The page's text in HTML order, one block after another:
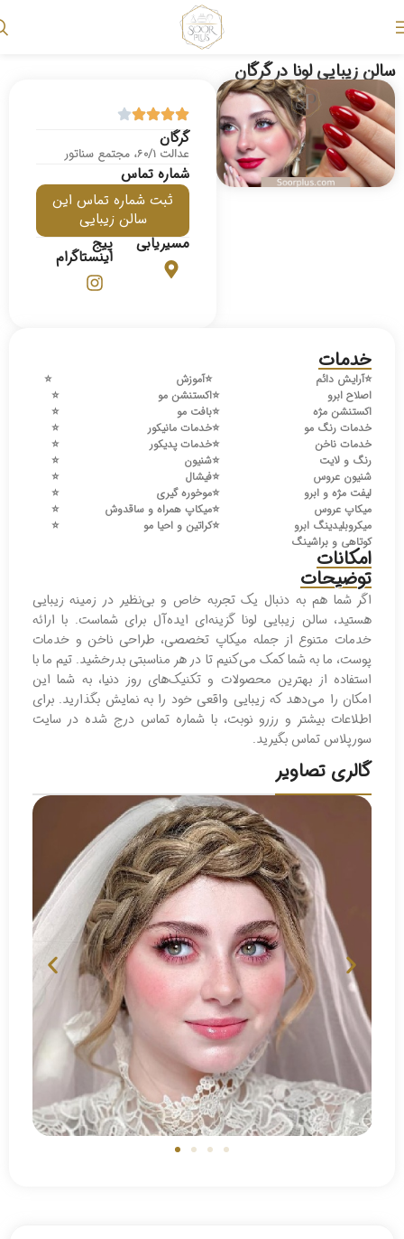
سالن زیبایی لونا در گرگان
گرگان
عدالت 60/1، مجتمع سناتور
شماره تماس
ثبت شماره تماس این
سالن زیبایی
مسیریابی
پیج
اینستاگرام
خدمات
⭐️آرایش دائم ⭐️آموزش
⭐️
اصلاح ابرو
⭐️اکستنشن مو
⭐️
اکستنشن مژه
⭐️بافت مو
⭐️
خدمات رنگ مو
⭐️خدمات مانیکور
⭐️
خدمات ناخن
⭐️خدمات پدیکور
⭐️
رنگ و لایت
⭐️شنیون
⭐️
شنیون عروس
⭐️فیشال
⭐️
لیفت مژه و ابرو
⭐️موخوره گیری
⭐️
میکاپ عروس
⭐️میکاپ همراه و ساقدوش
⭐️
میکروبلیدینگ ابرو
⭐️کراتین و احیا مو
⭐️
کوتاهی و براشینگ
امکانات
توضیحات
اگر شما هم به دنبال یک تجربه خاص و بی‌نظیر در زمینه زیبایی
هستید، سالن زیبایی لونا گزینه‌ای ایده‌آل برای شماست. با ارائه
خدمات متنوع از جمله میکاپ تخصصی، طراحی ناخن و خدمات
پوست، ما به شما کمک می‌کنیم تا در هر مناسبتی بدرخشید. تیم ما با
استفاده از بهترین محصولات و تکنیک‌های روز دنیا، به شما این
امکان را می‌دهد که زیبایی واقعی خود را به نمایش بگذارید. برای
اطلاعات بیشتر و رزرو نوبت، با شماره تماس درج شده در سایت
سورپلاس تماس بگیرید.
گالری تصاویر